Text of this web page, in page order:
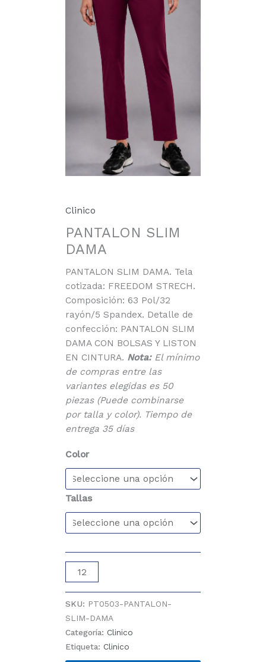
Clinico
PANTALON SLIM
DAMA
PANTALON SLIM DAMA. Tela
cotizada: FREEDOM STRECH.
Composición: 63 Pol/32
rayón/5 Spandex. Detalle de
confección: PANTALON SLIM
DAMA CON BOLSAS Y LISTON
EN CINTURA. Nota: El mínimo
de compras entre las
variantes elegidas es 50
piezas (Puede combinarse
por talla y color). Tiempo de
entrega 35 días
Color
Tallas
PANTALON
SLIM
SKU: PT0503-PANTALON-
SLIM-DAMA
Categoría: Clinico
Etiqueta: Clinico